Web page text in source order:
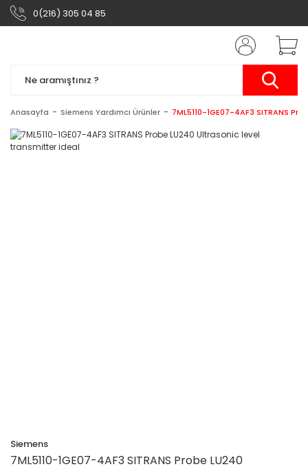
0(216) 305 04 85
Anasayfa Siemens Yardımcı Ürünler 7ML5110-1GE07-4AF3 SITRANS
Siemens
7ML5110-1GE07-4AF3 SITRANS Probe LU240